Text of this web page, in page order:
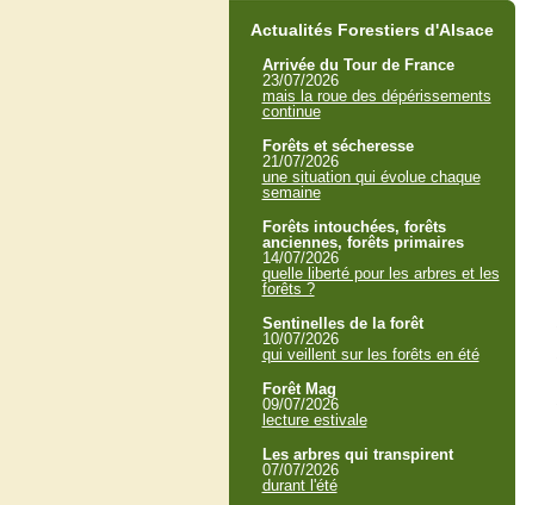
Actualités Forestiers d'Alsace
Arrivée du Tour de France
23/07/2026
mais la roue des dépérissements
continue
Forêts et sécheresse
21/07/2026
une situation qui évolue chaque
semaine
Forêts intouchées, forêts
anciennes, forêts primaires
14/07/2026
quelle liberté pour les arbres et les
forêts ?
Sentinelles de la forêt
10/07/2026
qui veillent sur les forêts en été
Forêt Mag
09/07/2026
lecture estivale
Les arbres qui transpirent
07/07/2026
durant l'été